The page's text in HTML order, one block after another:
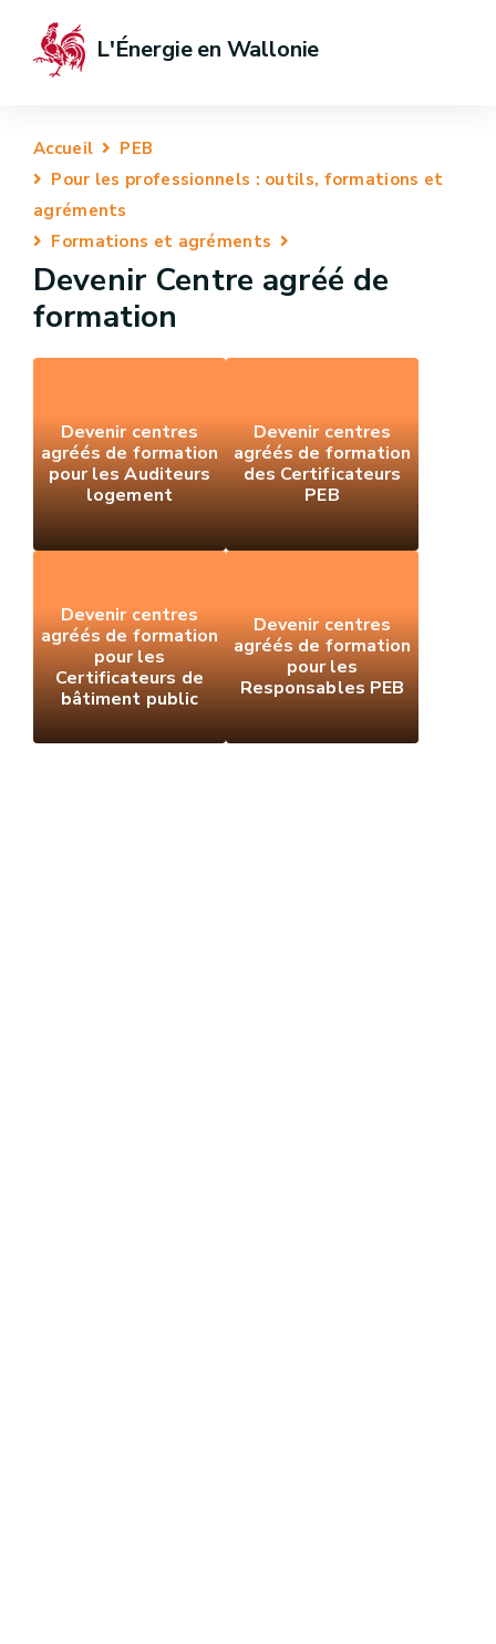
L'Énergie en Wallonie
Accueil
PEB
Pour les professionnels : outils, formations et
agréments
Formations et agréments
Devenir Centre agréé de
formation
Devenir centres
agréés de formation
pour les Auditeurs
logement
Devenir centres
agréés de formation
des Certificateurs
PEB
Devenir centres
agréés de formation
pour les
Certificateurs de
bâtiment public
Devenir centres
agréés de formation
pour les
Responsables PEB